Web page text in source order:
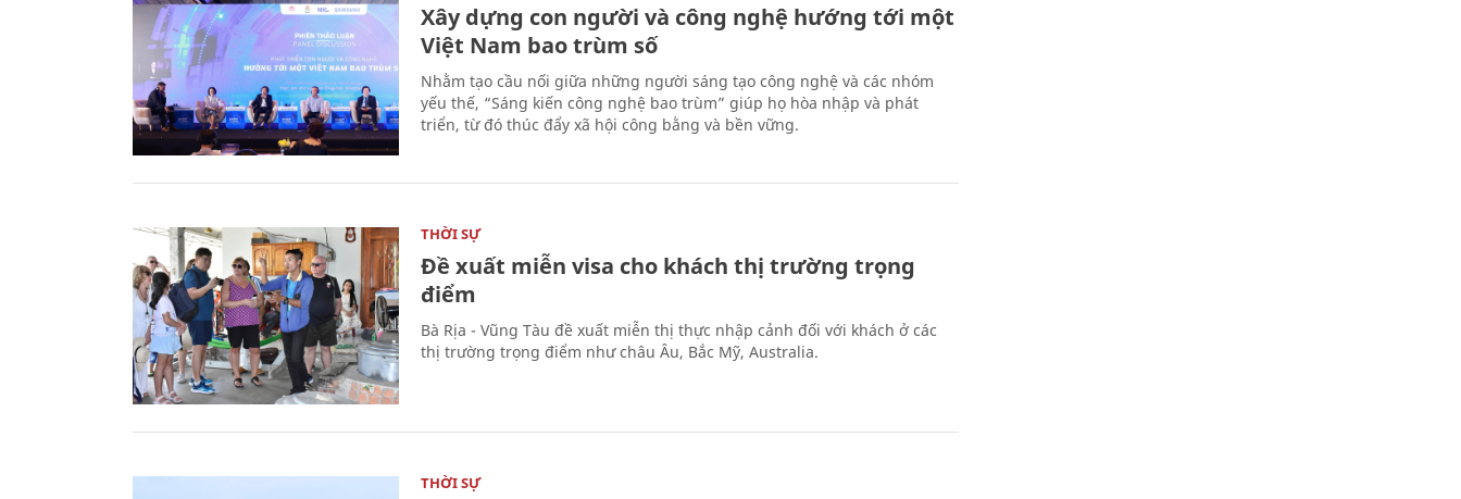
Xây dựng con người và công nghệ hướng tới một
Việt Nam bao trùm số
Nhằm tạo cầu nối giữa những người sáng tạo công nghệ và các nhóm
yếu thế, “Sáng kiến công nghệ bao trùm” giúp họ hòa nhập và phát
triển, từ đó thúc đẩy xã hội công bằng và bền vững.
THỜI SỰ
Đề xuất miễn visa cho khách thị trường trọng
điểm
Bà Rịa - Vũng Tàu đề xuất miễn thị thực nhập cảnh đối với khách ở các
thị trường trọng điểm như châu Âu, Bắc Mỹ, Australia.
THỜI SỰ